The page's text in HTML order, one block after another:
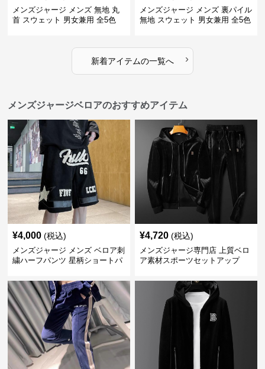
メンズジャージ メンズ 無地 丸
首 スウェット 男女兼用 全5色
メンズジャージ メンズ 裏パイル
無地 スウェット 男女兼用 全5色
新着アイテムの一覧へ ›
メンズジャージベロアのおすすめアイテム
¥4,000 (税込)
メンズジャージ メンズ ベロア刺
繍ハーフパンツ 星柄ショートパ
¥4,720 (税込)
メンズジャージ専門店 上質ベロ
ア素材スポーツセットアップ